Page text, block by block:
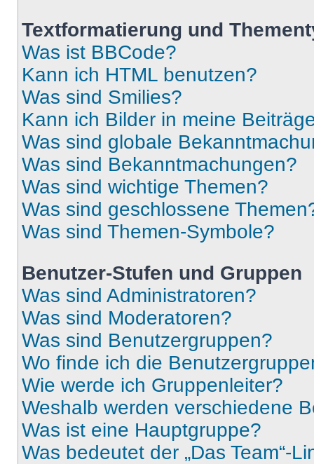
Textformatierung und
Was ist BBCode?
Kann ich HTML benutzen?
Was sind Smilies?
Kann ich Bilder in meine
Was sind globale
Was sind Bekanntmachungen?
Was sind wichtige Themen?
Was sind geschlossene
Was sind Themen-Symbole?
Benutzer-Stufen und Gruppen
Was sind Administratoren?
Was sind Moderatoren?
Was sind Benutzergruppen?
Wo finde ich die
Wie werde ich Gruppenleiter?
Weshalb werden verschiedene
Was ist eine Hauptgruppe?
Was bedeutet der „Das Team“-